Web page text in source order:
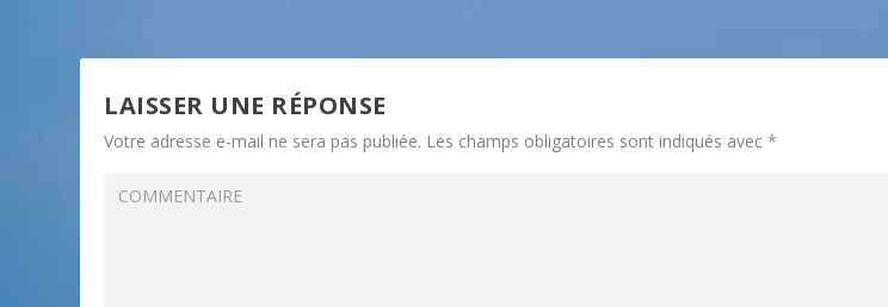
LAISSER UNE RÉPONSE
Votre adresse e-mail ne sera pas publiée. Les champs obligatoires sont indiqués avec*